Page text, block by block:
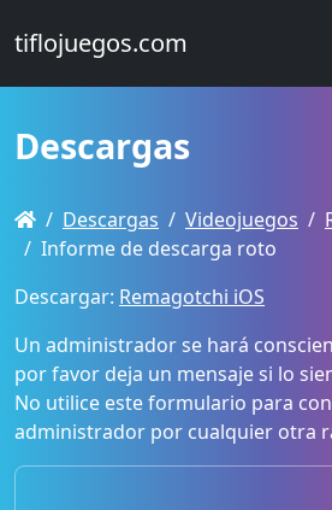
tiflojuegos.com
Descargas
Descargas Videojuegos
Informe de descarga roto
Descargar: Remagotchi iOS
Un administrador se hará
por favor deja un mensaje si lo
No utilice este formulario para
administrador por cualquier otra